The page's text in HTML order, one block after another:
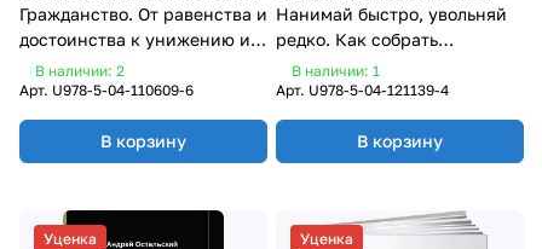
Гражданство. От равенства и
достоинства к унижению и
разделению
В наличии: 2
Арт. U978-5-04-110609-6
В корзину
Нанимай быстро, увольняй
редко. Как собрать
правильную команду
В наличии: 1
Арт. U978-5-04-121139-4
В корзину
Уценка Уценка